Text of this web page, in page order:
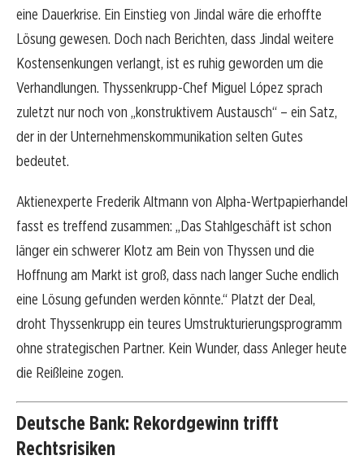
eine Dauerkrise. Ein Einstieg von Jindal wäre die erhoffte
Lösung gewesen. Doch nach Berichten, dass Jindal weitere
Kostensenkungen verlangt, ist es ruhig geworden um die
Verhandlungen. Thyssenkrupp-Chef Miguel López sprach
zuletzt nur noch von „konstruktivem Austausch“ – ein Satz,
der in der Unternehmenskommunikation selten Gutes
bedeutet.
Aktienexperte Frederik Altmann von Alpha-Wertpapierhandel
fasst es treffend zusammen: „Das Stahlgeschäft ist schon
länger ein schwerer Klotz am Bein von Thyssen und die
Hoffnung am Markt ist groß, dass nach langer Suche endlich
eine Lösung gefunden werden könnte.“ Platzt der Deal,
droht Thyssenkrupp ein teures Umstrukturierungsprogramm
ohne strategischen Partner. Kein Wunder, dass Anleger heute
die Reißleine zogen.
Deutsche Bank: Rekordgewinn trifft
Rechtsrisiken